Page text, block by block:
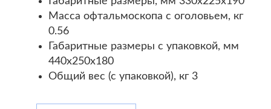
Масса офтальмоскопа с оголовьем, кг
0.56
Габаритные размеры с упаковкой, мм
440x250x180
Общий вес (с упаковкой), кг 3